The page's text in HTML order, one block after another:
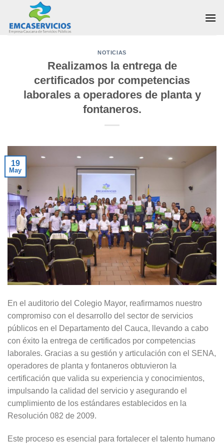
content
NOTICIAS
Realizamos la entrega de
certificados por competencias
laborales a operadores de planta y
fontaneros.
19
May
En el auditorio del Colegio Mayor, reafirmamos nuestro
compromiso con el desarrollo del sector de servicios
públicos en el Departamento del Cauca, llevando a cabo
con éxito la entrega de certificados por competencias
laborales. Gracias a su gestión y articulación con el SENA,
operadores de planta y fontaneros obtuvieron la
certificación que valida su experiencia y conocimientos,
impulsando la calidad del servicio y asegurando el
cumplimiento de los estándares establecidos en la
Resolución 082 de 2009.
Este proceso es esencial para fortalecer el talento humano